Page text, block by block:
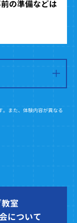
の準備などは
また、体験内容が異なる
室
について